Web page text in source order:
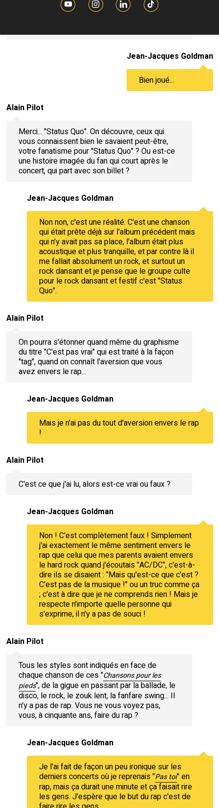
Voilà, pour celles et ceux qui ne connaissent
Jean-Jacques Goldman
Bien joué...
Alain Pilot
Merci... "Status Quo". On découvre, ceux qui
vous connaissent bien le savaient peut-être,
votre fanatisme pour "Status Quo" ? Ou est-ce
une histoire imagée du fan qui court après le
concert, qui part avec son billet ?
Jean-Jacques Goldman
Non non, c'est une réalité. C'est une chanson
qui était prête déjà sur l'album précédent mais
qui n'y avait pas sa place, l'album était plus
acoustique et plus tranquille, et par contre là il
me fallait absolument un rock, et surtout un
rock dansant et je pense que le groupe culte
pour le rock dansant et festif c'est "Status
Quo".
Alain Pilot
On pourra s'étonner quand même du graphisme
du titre "C'est pas vrai" qui est traité à la façon
"tag", quand on connaît l'aversion que vous
avez envers le rap...
Jean-Jacques Goldman
Mais je n'ai pas du tout d'aversion envers le rap
!
Alain Pilot
C'est ce que j'ai lu, alors est-ce vrai ou faux ?
Jean-Jacques Goldman
Non ! C'est complètement faux ! Simplement
j'ai exactement le même sentiment envers le
rap que celui que mes parents avaient envers
le hard rock quand j'écoutais "AC/DC", c'est-à-
dire ils se disaient : "Mais qu'est-ce que c'est ?
C'est pas de la musique !" ou un truc comme ça
; c'est à dire que je ne comprends rien ! Mais je
respecte n'importe quelle personne qui
s'exprime, il n'y a pas de souci !
Alain Pilot
Tous les styles sont indiqués en face de
chaque chanson de ces "Chansons pour les
pieds", de la gigue en passant par la ballade, le
disco, le rock, le zouk lent, la fanfare swing... Il
n'y a pas de rap. Vous ne vous voyez pas,
vous, à cinquante ans, faire du rap ?
Jean-Jacques Goldman
Je l'ai fait de façon un peu ironique sur les
derniers concerts où je reprenais "Pas toi" en
rap, mais ça durait une minute et ça faisait rire
les gens. J'espère que le but du rap c'est de